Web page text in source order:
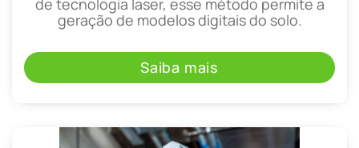
de tecnologia laser, esse método permite a
geração de modelos digitais do solo.
Saiba mais